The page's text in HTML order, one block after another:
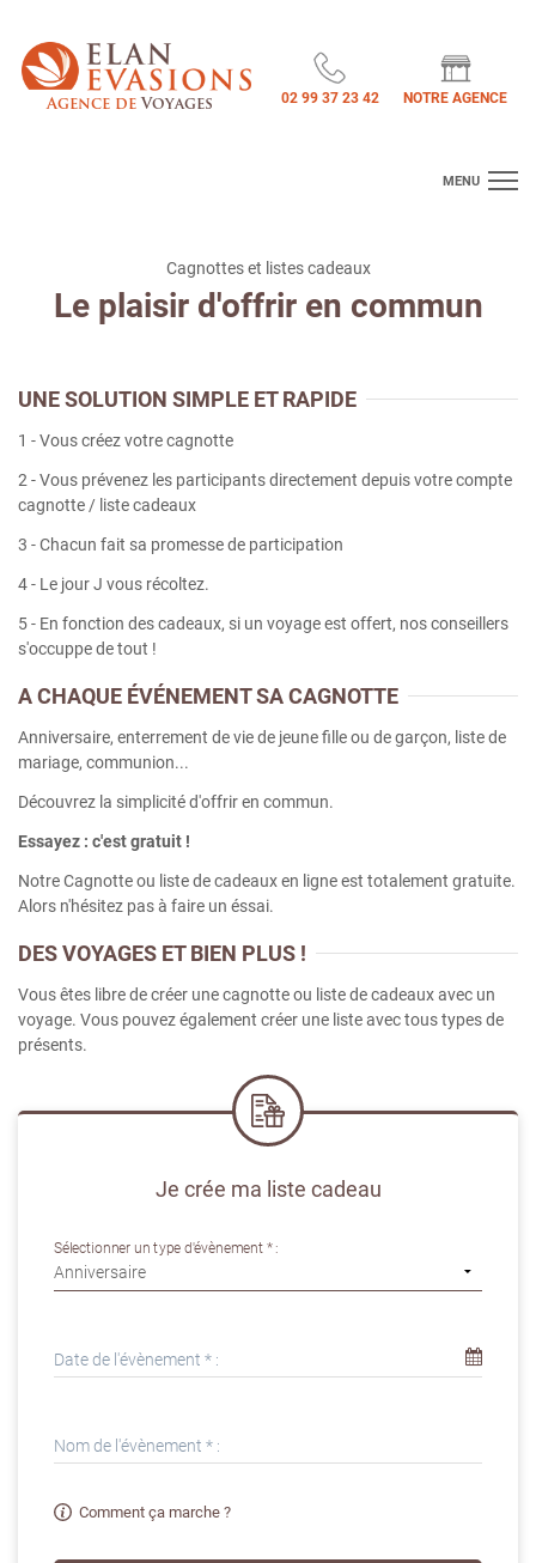
Agence de Voyages 02 99 37 23 42 NOTRE AGENCE
MENU
Croisières
Les Exclus by Elan Evasions
Voyages d'exception
Sur mesure
Promos
Cagnottes et listes cadeaux
Le plaisir d'offrir en commun
UNE SOLUTION SIMPLE ET RAPIDE
1 - Vous créez votre cagnotte
2 - Vous prévenez les participants directement depuis votre compte
cagnotte / liste cadeaux
3 - Chacun fait sa promesse de participation
4 - Le jour J vous récoltez.
5 - En fonction des cadeaux, si un voyage est offert, nos conseillers
s'occuppe de tout !
A CHAQUE ÉVÉNEMENT SA CAGNOTTE
Anniversaire, enterrement de vie de jeune fille ou de garçon, liste de
mariage, communion...
Découvrez la simplicité d'offrir en commun.
Essayez : c'est gratuit !
Notre Cagnotte ou liste de cadeaux en ligne est totalement gratuite.
Alors n'hésitez pas à faire un éssai.
DES VOYAGES ET BIEN PLUS !
Vous êtes libre de créer une cagnotte ou liste de cadeaux avec un
voyage. Vous pouvez également créer une liste avec tous types de
présents.
Je crée ma liste cadeau
Sélectionner un type d'évènement * :
Date de l'évènement * :
Nom de l'évènement * :
Comment ça marche ?